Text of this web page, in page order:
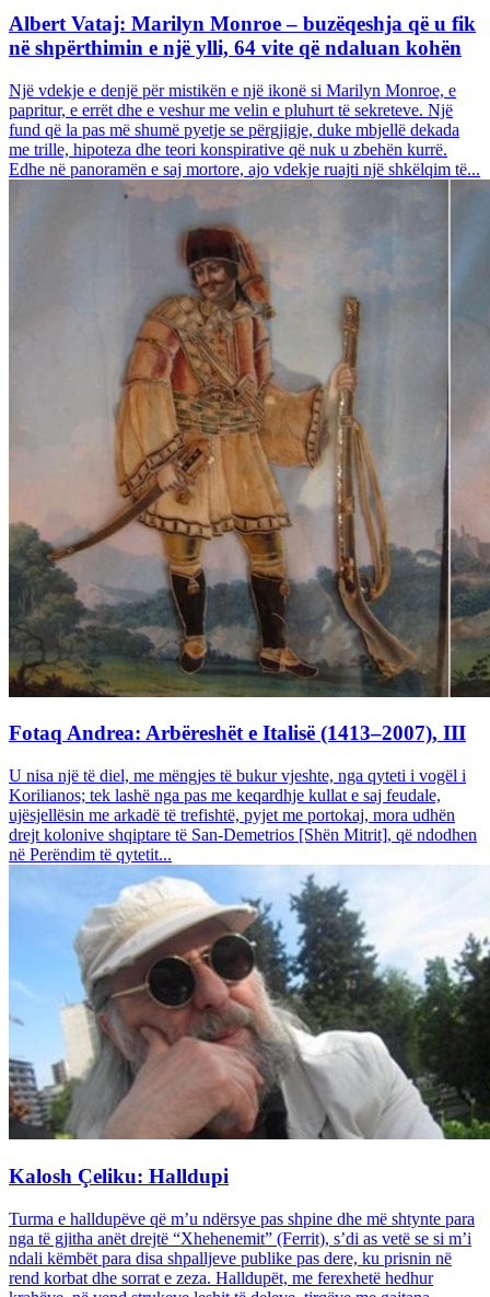
Albert Vataj: Marilyn Monroe – buzëqeshja që u fik
në shpërthimin e një ylli, 64 vite që ndaluan kohën
Një vdekje e denjë për mistikën e një ikonë si Marilyn Monroe, e
papritur, e errët dhe e veshur me velin e pluhurt të sekreteve. Një
fund që la pas më shumë pyetje se përgjigje, duke mbjellë dekada
me trille, hipoteza dhe teori konspirative që nuk u zbehën kurrë.
Edhe në panoramën e saj mortore, ajo vdekje ruajti një shkëlqim të...
Fotaq Andrea: Arbëreshët e Italisë (1413–2007), III
U nisa një të diel, me mëngjes të bukur vjeshte, nga qyteti i vogël i
Korilianos; tek lashë nga pas me keqardhje kullat e saj feudale,
ujësjellësin me arkadë të trefishtë, pyjet me portokaj, mora udhën
drejt kolonive shqiptare të San-Demetrios [Shën Mitrit], që ndodhen
në Perëndim të qytetit...
Kalosh Çeliku: Halldupi
Turma e halldupëve që m’u ndërsye pas shpine dhe më shtynte para
nga të gjitha anët drejtë “Xhehenemit” (Ferrit), s’di as vetë se si m’i
ndali këmbët para disa shpalljeve publike pas dere, ku prisnin në
rend korbat dhe sorrat e zeza. Halldupët, me ferexhetë hedhur